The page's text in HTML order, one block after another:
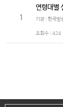
1
연령대별
기관 : 한국방
조회수 : 424